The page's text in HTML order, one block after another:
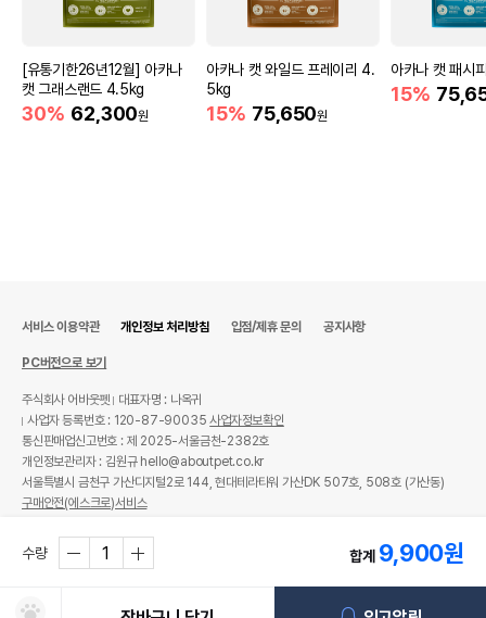
[유통기한26년12월] 아카나
캣 그래스랜드 4.5kg
30% 62,300원
아카나 캣 와일드 프레이리 4.
5kg
15% 75,650원
아카나 캣 패시
15%
수량 합계 9,900원
서비스 이용약관 개인정보 처리방침 입점/제휴 문의 공지사항
PC버전으로 보기
주식회사 어바웃펫
대표자명 : 나옥귀
사업자 등록번호 : 120-87-90035사업자정보확인
통신판매업신고번호 : 제 2025-서울금천-2382호
개인정보관리자 : 김원규 hello@aboutpet.co.kr
서울특별시 금천구 가산디지털2로 144, 현대테라타워 가산DK 507호, 508호 (가산동)
구매안전(에스크로)서비스